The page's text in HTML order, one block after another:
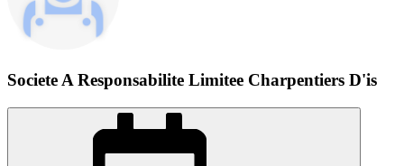
Societe A Responsabilite Limitee Charpentiers D'is